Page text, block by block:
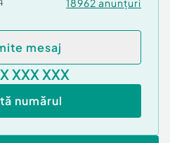
18962 anunțuri
mesaj
XXX XXX
numărul